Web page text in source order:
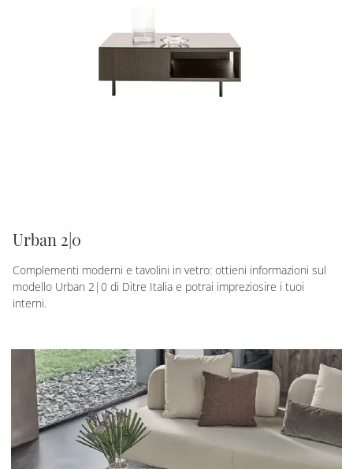
Urban 2|0
Complementi moderni e tavolini in vetro: ottieni informazioni sul
modello Urban 2|0 di Ditre Italia e potrai impreziosire i tuoi
interni.